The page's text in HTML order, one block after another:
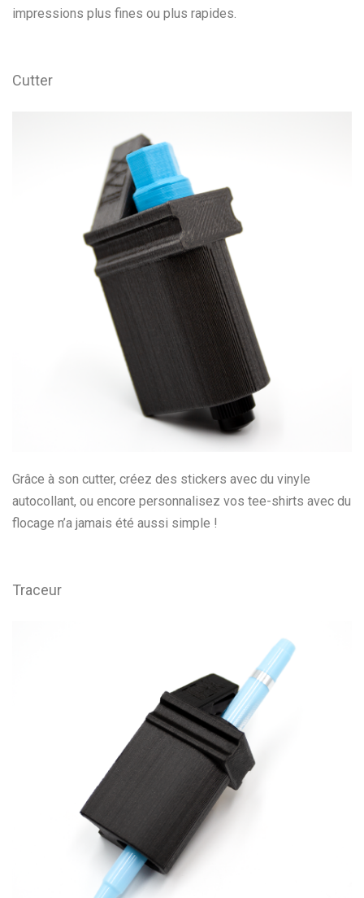
impressions plus fines ou plus rapides.
Cutter
Grâce à son cutter, créez des stickers avec du vinyle
autocollant, ou encore personnalisez vos tee-shirts avec du
flocage n’a jamais été aussi simple !
Traceur